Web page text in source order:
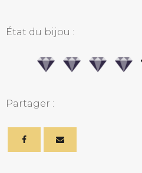
État du bijou :
Partager :